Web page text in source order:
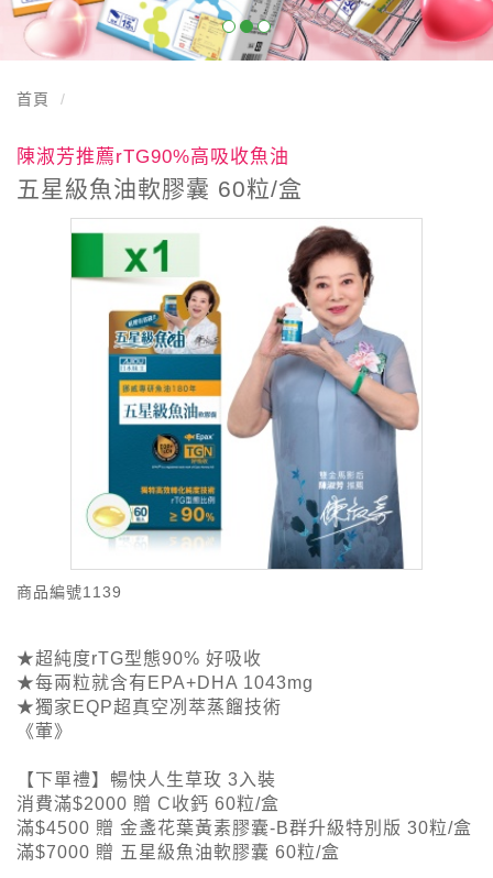
首頁
陳淑芳推薦rTG90%高吸收魚油
五星級魚油軟膠囊 60粒/盒
商品編號1139
★超純度rTG型態90% 好吸收
★每兩粒就含有EPA+DHA 1043mg
★獨家EQP超真空冽萃蒸餾技術
《葷》
【下單禮】暢快人生草玫 3入裝
消費滿$2000 贈 C收鈣 60粒/盒
滿$4500 贈 金盞花葉黃素膠囊-B群升級特別版 30粒/盒
滿$7000 贈 五星級魚油軟膠囊 60粒/盒